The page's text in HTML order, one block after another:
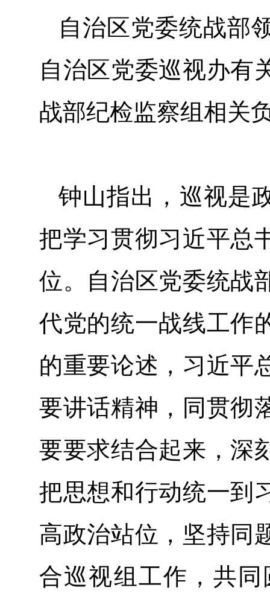
自治区党委统战部
自治区党委巡视办有
战部纪检监察组相关
钟山指出，巡视是
把学习贯彻习近平总
位。自治区党委统战
代党的统一战线工作
的重要论述，习近平
要讲话精神，同贯彻
要要求结合起来，深
把思想和行动统一到
高政治站位，坚持同
合巡视组工作，共